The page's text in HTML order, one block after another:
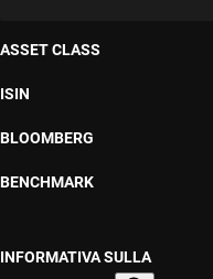
ASSET CLASS
ISIN
BLOOMBERG
BENCHMARK
INFORMATIVA SULLA